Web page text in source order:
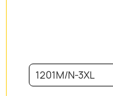
1201M/N-3XL